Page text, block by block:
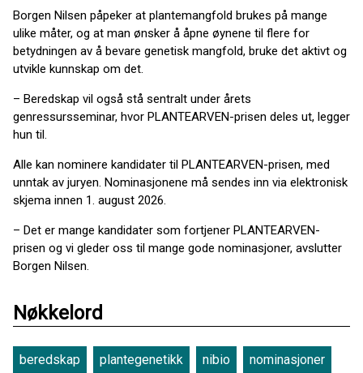
Borgen Nilsen påpeker at plantemangfold brukes på mange
ulike måter, og at man ønsker å åpne øynene til flere for
betydningen av å bevare genetisk mangfold, bruke det aktivt og
utvikle kunnskap om det.
– Beredskap vil også stå sentralt under årets
genressursseminar, hvor PLANTEARVEN-prisen deles ut, legger
hun til.
Alle kan nominere kandidater til PLANTEARVEN-prisen, med
unntak av juryen. Nominasjonene må sendes inn via elektronisk
skjema innen 1. august 2026.
– Det er mange kandidater som fortjener PLANTEARVEN-
prisen og vi gleder oss til mange gode nominasjoner, avslutter
Borgen Nilsen.
Nøkkelord
beredskap plantegenetikk nibio nominasjoner